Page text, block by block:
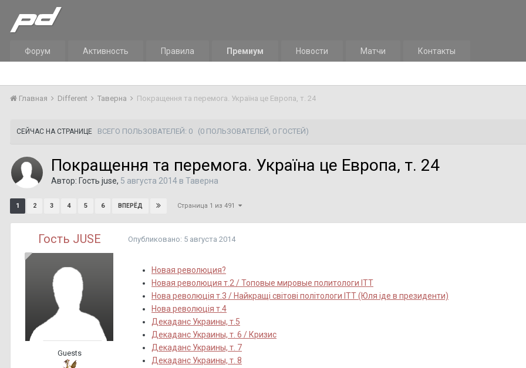
Форум Активность Правила Премиум Новости Матчи Контакты
Главная Different Таверна Покращення та перемога. Україна це Европа, т. 24
СЕЙЧАС НА СТРАНИЦЕ ВСЕГО ПОЛЬЗОВАТЕЛЕЙ: 0 (0 ПОЛЬЗОВАТЕЛЕЙ, 0 ГОСТЕЙ)
Покращення та перемога. Україна це Европа, т. 24
Автор: Гость juse, 5 августа 2014 в Таверна
1 2 3 4 5 6 ВПЕРЁД Страница 1 из 491
Гость JUSE
Guests
Опубликовано: 5 августа 2014
Новая революция?
Новая революция т.2 / Топовые мировые политологи ITT
Нова революцiя т.3 / Найкращi свiтовi полiтологи ITT (Юля iде в президенти)
Нова революцiя т.4
Декаданс Украины, т.5
Декаданс Украины, т. 6 / Кризис
Декаданс Украины, т. 7
Декаданс Украины, т. 8